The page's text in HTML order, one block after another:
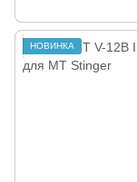
НОВИНКА